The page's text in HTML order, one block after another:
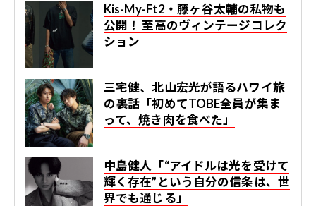
Kis-My-Ft2・藤ヶ谷太輔の私物も
公開！ 至高のヴィンテージコレク
ション
三宅健、北山宏光が語るハワイ旅
の裏話「初めてTOBE全員が集ま
って、焼き肉を食べた」
中島健人「“アイドルは光を受けて
輝く存在”という自分の信条は、世
界でも通じる」